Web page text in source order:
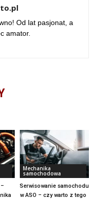
Od lat pasjonat, a
amator.
Mechanika
samochodowa
Serwisowanie samochodu
w ASO – czy warto z tego